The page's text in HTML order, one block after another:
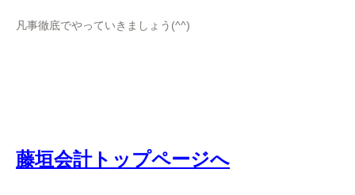
凡事徹底でやっていきましょう(^^)
藤垣会計トップページへ